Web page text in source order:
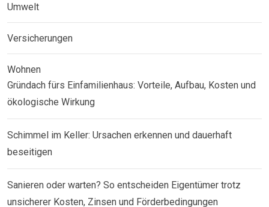
Umwelt
Versicherungen
Wohnen
Gründach fürs Einfamilienhaus: Vorteile, Aufbau, Kosten und
ökologische Wirkung
Schimmel im Keller: Ursachen erkennen und dauerhaft
beseitigen
Sanieren oder warten? So entscheiden Eigentümer trotz
unsicherer Kosten, Zinsen und Förderbedingungen